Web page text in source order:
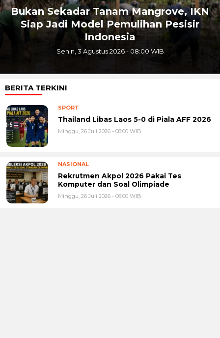
Bukan Sekadar Tanam Mangrove, IKN
Siap Jadi Model Pemulihan Pesisir
Indonesia
Senin, 3 Agustus 2026 - 08:00 WIB
BERITA TERKINI
SPORT
Thailand Libas Laos 5-0 di Piala AFF 2026
Minggu, 26 Juli 2026 - 08:00 WIB
NASIONAL
Rekrutmen Akpol 2026 Pakai Tes
Komputer dan Soal Olimpiade
Minggu, 26 Juli 2026 - 06:00 WIB